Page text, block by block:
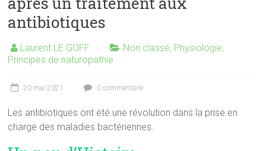
antibiotiques
Laurent LE GOFF Non classé, Physiologie,
Principes de naturopathie
20 mai 2021 0 commentaire
Les antibiotiques ont été une révolution dans la prise en
charge des maladies bactériennes.